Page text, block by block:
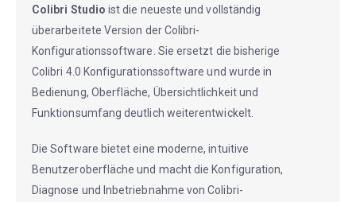
Colibri Studio ist die neueste und vollständig
überarbeitete Version der Colibri-
Konfigurationssoftware. Sie ersetzt die bisherige
Colibri 4.0 Konfigurationssoftware und wurde in
Bedienung, Oberfläche, Übersichtlichkeit und
Funktionsumfang deutlich weiterentwickelt.
Die Software bietet eine moderne, intuitive
Benutzeroberfläche und macht die Konfiguration,
Diagnose und Inbetriebnahme von Colibri-